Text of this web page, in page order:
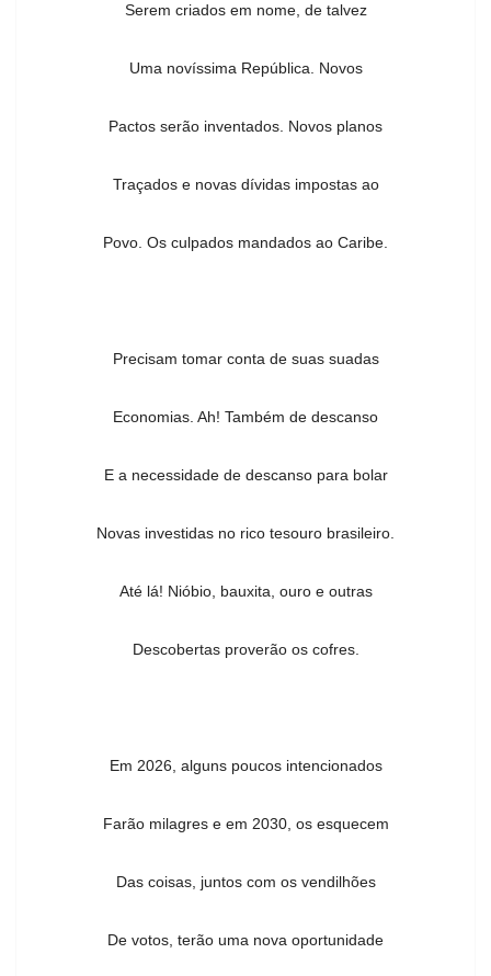
Serem criados em nome, de talvez
Uma novíssima República. Novos
Pactos serão inventados. Novos planos
Traçados e novas dívidas impostas ao
Povo. Os culpados mandados ao Caribe.
Precisam tomar conta de suas suadas
Economias. Ah! Também de descanso
E a necessidade de descanso para bolar
Novas investidas no rico tesouro brasileiro.
Até lá! Nióbio, bauxita, ouro e outras
Descobertas proverão os cofres.
Em 2026, alguns poucos intencionados
Farão milagres e em 2030, os esquecem
Das coisas, juntos com os vendilhões
De votos, terão uma nova oportunidade